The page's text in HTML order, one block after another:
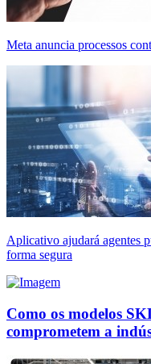
Meta anuncia processos
Aplicativo ajudará agentes
forma segura
Como os modelos
comprometem a